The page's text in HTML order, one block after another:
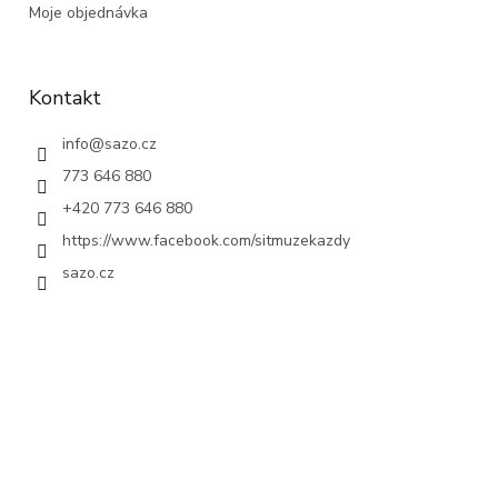
Moje objednávka
Kontakt
info@sazo.cz
773 646 880
+420 773 646 880
https://www.facebook.com/sitmuzekazdy
sazo.cz